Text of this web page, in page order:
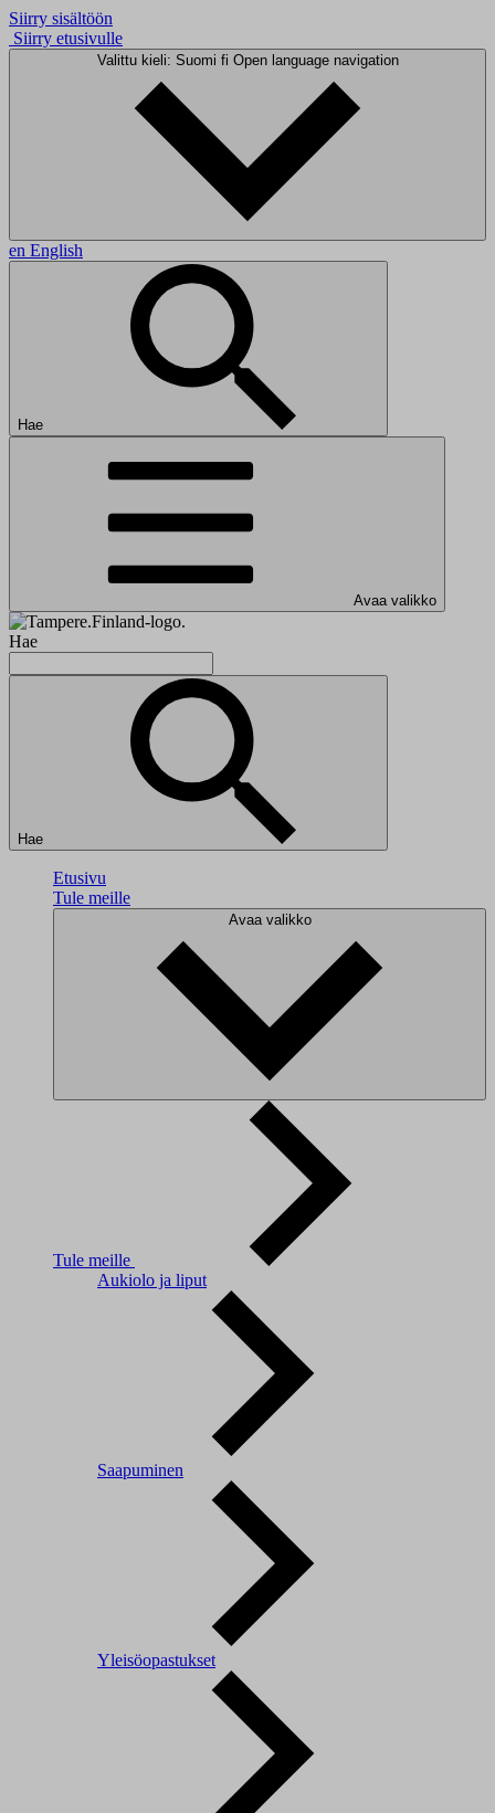
Siirry sisältöön
Siirry etusivulle
Valittu kieli: Suomi fi Open language navigation
en English
Hae
Avaa valikko
Hae
Hae
Etusivu
Tule meille
Avaa valikko
Tule meille
Aukiolo ja liput
Saapuminen
Yleisöopastukset